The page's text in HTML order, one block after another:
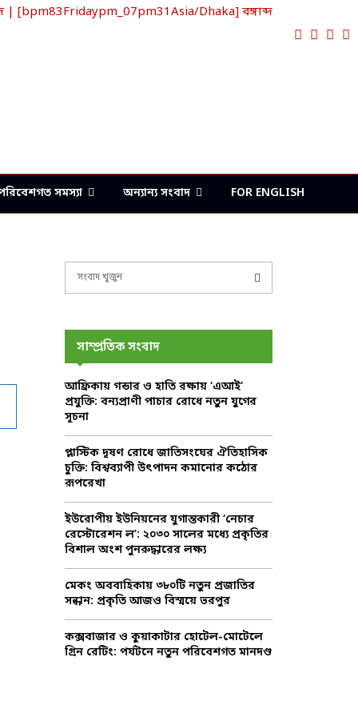
[bpm83Fridaypm_07pm31Asia/Dhaka] বঙ্গাব্দ
সমস্যা অন্যান্য সংবাদ FOR ENGLISH
o
r
:
R
C
H
সাম্প্রতিক সংবাদ
আফ্রিকায় গন্ডার ও হাতি রক্ষায় ‘এআই’
প্রযুক্তি: বন্যপ্রাণী পাচার রোধে নতুন যুগের
সূচনা
প্লাস্টিক দূষণ রোধে জাতিসংঘের ঐতিহাসিক
চুক্তি: বিশ্বব্যাপী উৎপাদন কমানোর কঠোর
রূপরেখা
ইউরোপীয় ইউনিয়নের যুগান্তকারী ‘নেচার
রেস্টোরেশন ল’: ২০৩০ সালের মধ্যে প্রকৃতির
বিশাল অংশ পুনরুদ্ধারের লক্ষ্য
মেকং অববাহিকায় ৩৮০টি নতুন প্রজাতির
সন্ধান: প্রকৃতি আজও বিস্ময়ে ভরপুর
কক্সবাজার ও কুয়াকাটার হোটেল-মোটেলে
গ্রিন রেটিং: পর্যটনে নতুন পরিবেশগত মানদণ্ড